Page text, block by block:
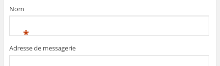
Nom
*
Adresse de messagerie